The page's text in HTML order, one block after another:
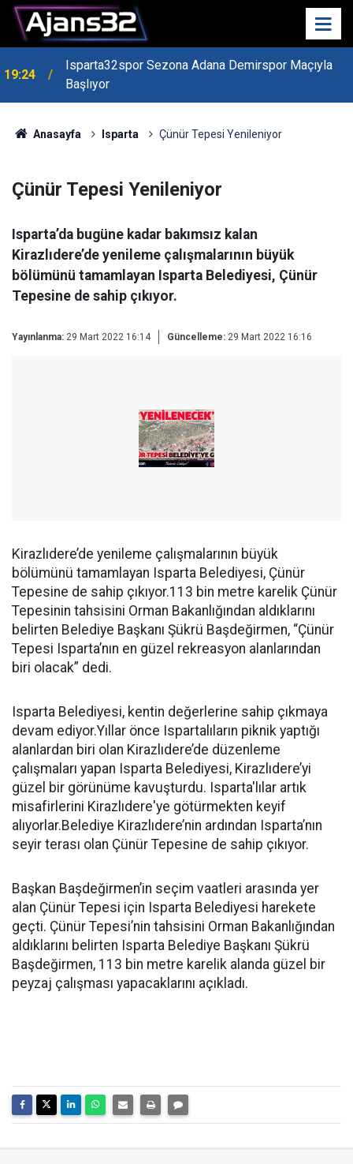
19:24
Isparta32spor Sezona Adana Demirspor Maçıyla
Başlıyor
Isparta Kredi Batağında
Anasayfa Isparta Çünür Tepesi Yenileniyor
Çünür Tepesi Yenileniyor
Isparta’da bugüne kadar bakımsız kalan
Kirazlıdere’de yenileme çalışmalarının büyük
bölümünü tamamlayan Isparta Belediyesi, Çünür
Tepesine de sahip çıkıyor.
Yayınlanma: 29 Mart 2022 16:14 Güncelleme: 29 Mart 2022 16:16
Kirazlıdere’de yenileme çalışmalarının büyük
bölümünü tamamlayan Isparta Belediyesi, Çünür
Tepesine de sahip çıkıyor.113 bin metre karelik Çünür
Tepesinin tahsisini Orman Bakanlığından aldıklarını
belirten Belediye Başkanı Şükrü Başdeğirmen, “Çünür
Tepesi Isparta’nın en güzel rekreasyon alanlarından
biri olacak” dedi.
Isparta Belediyesi, kentin değerlerine sahip çıkmaya
devam ediyor.Yıllar önce Ispartalıların piknik yaptığı
alanlardan biri olan Kirazlıdere’de düzenleme
çalışmaları yapan Isparta Belediyesi, Kirazlıdere’yi
güzel bir görünüme kavuşturdu. Isparta'lılar artık
misafirlerini Kirazlıdere'ye götürmekten keyif
alıyorlar.Belediye Kirazlıdere’nin ardından Isparta’nın
seyir terası olan Çünür Tepesine de sahip çıkıyor.
Başkan Başdeğirmen’in seçim vaatleri arasında yer
alan Çünür Tepesi için Isparta Belediyesi harekete
geçti. Çünür Tepesi’nin tahsisini Orman Bakanlığından
aldıklarını belirten Isparta Belediye Başkanı Şükrü
Başdeğirmen, 113 bin metre karelik alanda güzel bir
peyzaj çalışması yapacaklarını açıkladı.